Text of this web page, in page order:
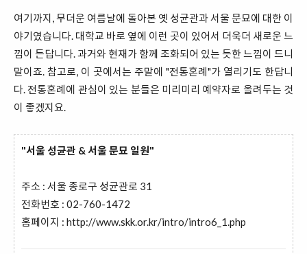
여기까지, 무더운 여름날에 돌아본 옛 성균관과 서울 문묘에 대한 이
야기였습니다. 대학교 바로 옆에 이런 곳이 있어서 더욱더 새로운 느
낌이 든답니다. 과거와 현재가 함께 조화되어 있는 듯한 느낌이 드니
말이죠. 참고로, 이 곳에서는 주말에 "전통혼례"가 열리기도 한답니
다. 전통혼례에 관심이 있는 분들은 미리미리 예약자로 올려두는 것
이 좋겠지요.
"서울 성균관 & 서울 문묘 일원"
주소 : 서울 종로구 성균관로 31
전화번호 : 02-760-1472
홈페이지 : http://www.skk.or.kr/intro/intro6_1.php